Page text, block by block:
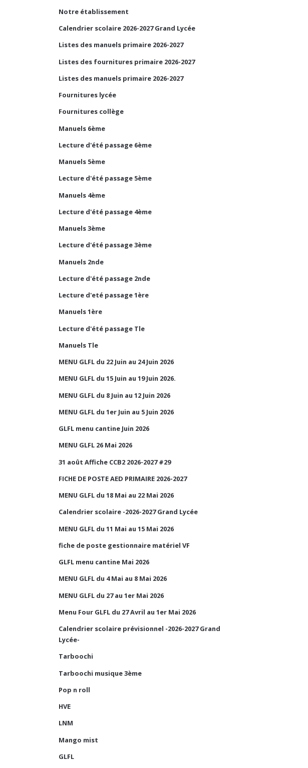
Notre établissement
Calendrier scolaire 2026-2027 Grand Lycée
Listes des manuels primaire 2026-2027
Listes des fournitures primaire 2026-2027
Listes des manuels primaire 2026-2027
Fournitures lycée
Fournitures collège
Manuels 6ème
Lecture d'été passage 6ème
Manuels 5ème
Lecture d'été passage 5ème
Manuels 4ème
Lecture d'été passage 4ème
Manuels 3ème
Lecture d'été passage 3ème
Manuels 2nde
Lecture d'été passage 2nde
Lecture d'eté passage 1ère
Manuels 1ère
Lecture d'été passage Tle
Manuels Tle
MENU GLFL du 22 Juin au 24 Juin 2026
MENU GLFL du 15 Juin au 19 Juin 2026.
MENU GLFL du 8 Juin au 12 Juin 2026
MENU GLFL du 1er Juin au 5 Juin 2026
GLFL menu cantine Juin 2026
MENU GLFL 26 Mai 2026
31 août Affiche CCB2 2026-2027 #29
FICHE DE POSTE AED PRIMAIRE 2026-2027
MENU GLFL du 18 Mai au 22 Mai 2026
Calendrier scolaire -2026-2027 Grand Lycée
MENU GLFL du 11 Mai au 15 Mai 2026
fiche de poste gestionnaire matériel VF
GLFL menu cantine Mai 2026
MENU GLFL du 4 Mai au 8 Mai 2026
MENU GLFL du 27 au 1er Mai 2026
Menu Four GLFL du 27 Avril au 1er Mai 2026
Calendrier scolaire prévisionnel -2026-2027 Grand
Lycée-
Tarboochi
Tarboochi musique 3ème
Pop n roll
HVE
LNM
Mango mist
GLFL